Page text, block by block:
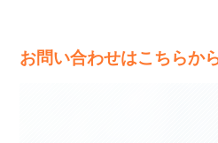
お問い合わせはこちらか